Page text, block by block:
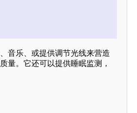
音乐、或提供调节光线来营造
量。它还可以提供睡眠监测，